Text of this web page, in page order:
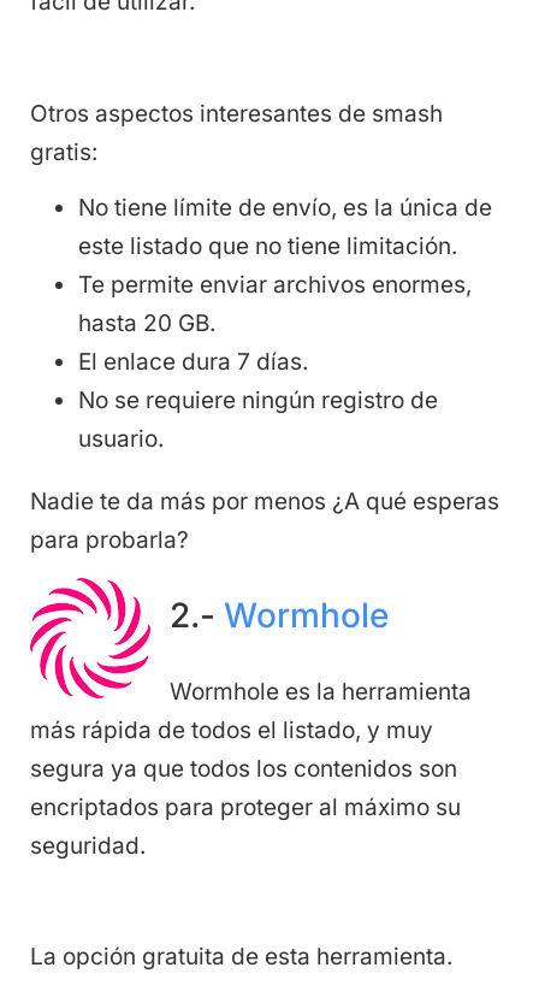
Otros aspectos interesantes de smash
gratis:
No tiene límite de envío, es la única de
este listado que no tiene limitación.
Te permite enviar archivos enormes,
hasta 20 GB.
El enlace dura 7 días.
No se requiere ningún registro de
usuario.
Nadie te da más por menos ¿A qué esperas
para probarla?
2.- Wormhole
Wormhole es la herramienta
más rápida de todos el listado, y muy
segura ya que todos los contenidos son
encriptados para proteger al máximo su
seguridad.
La opción gratuita de esta herramienta.